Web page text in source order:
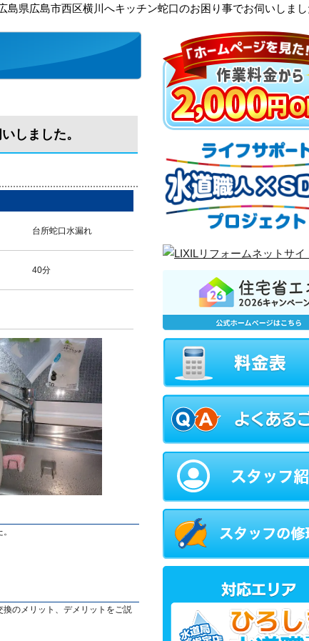
島県広島市西区横川へキッチン蛇口のお困り事でお伺いしまし
しました。
台所蛇口水漏れ
40分
のメリット、デメリットをご説